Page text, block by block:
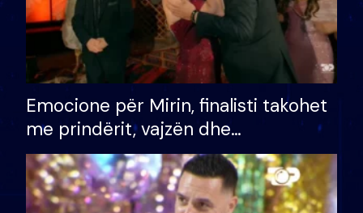
Emocione për Mirin, finalisti takohet
me prindërit, vajzën dhe
bashkëshorten: S’kemi ndonjë letër
divorci apo jo?